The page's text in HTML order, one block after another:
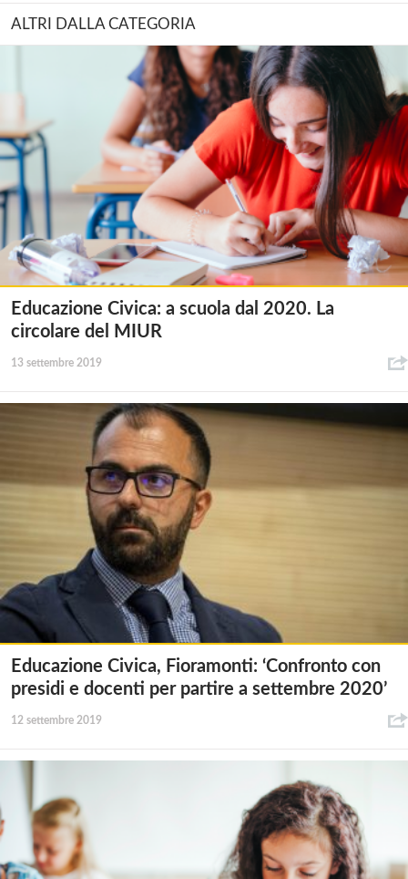
ALTRI DALLA CATEGORIA
Educazione Civica: a scuola dal 2020. La
circolare del MIUR
13 settembre 2019
Educazione Civica, Fioramonti: ‘Confronto con
presidi e docenti per partire a settembre 2020’
12 settembre 2019